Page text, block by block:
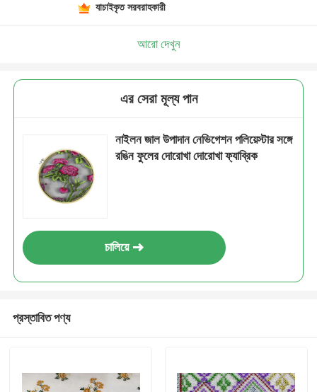
যাচাইকৃত সরবরাহকারী
আরো দেখুন
এর সেরা মূল্য পান
নাইলন জাল উপাদান নেভিগেশন পলিয়েস্টার সঙ্গে
রঙিন ফুলের দোরোখা দোরোখা ফ্যাব্রিক
চালিয়ে
প্রস্তাবিত পণ্য